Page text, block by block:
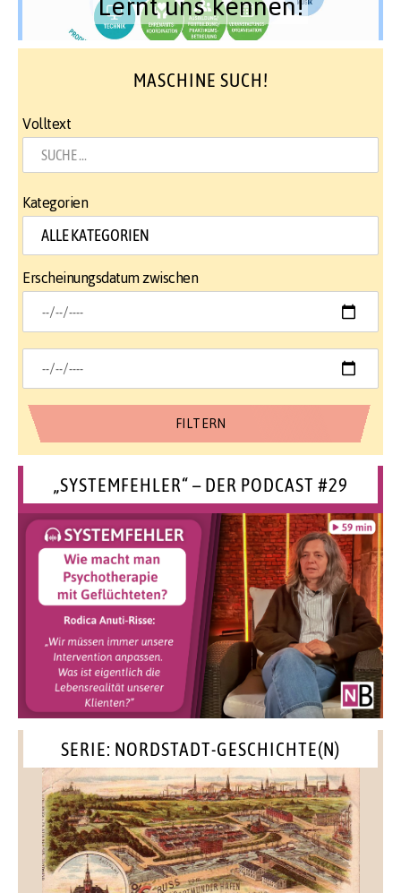
MASCHINE SUCH!
Volltext
Kategorien
Erscheinungsdatum zwischen
„SYSTEMFEHLER“ – DER PODCAST #29
SERIE: NORDSTADT-GESCHICHTE(N)